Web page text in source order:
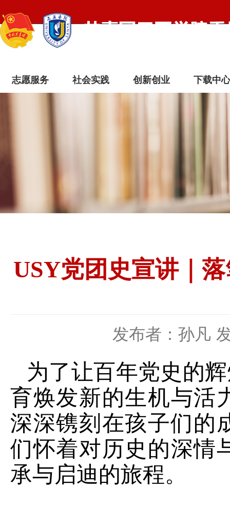
志愿服务 社会实践 创新创业 下载中心
USY党团史宣讲｜
发布者：孙凡
为了让百年党史的
育焕发新的生机与活
深深镌刻在孩子们的
们怀着对历史的深情
承与启迪的旅程。